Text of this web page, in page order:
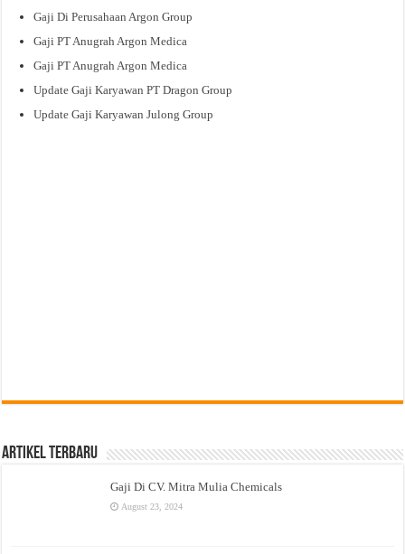
Gaji Di Perusahaan Argon Group
Gaji PT Anugrah Argon Medica
Gaji PT Anugrah Argon Medica
Update Gaji Karyawan PT Dragon Group
Update Gaji Karyawan Julong Group
Artikel Terbaru
Gaji Di CV. Mitra Mulia Chemicals
August 23, 2024